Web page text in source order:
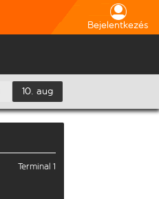
Bejelentkezés
10. aug
Terminal 1